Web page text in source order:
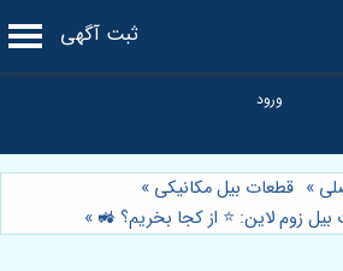
ثبت آگهی
» قطعات بیل مکانیکی »
زوم لاین: ⭐️ از کجا بخریم؟ 🚜 »